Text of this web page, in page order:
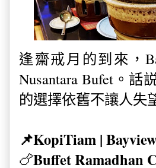
逢齋戒月的到來，
Nusantara Bufet。
的選擇依舊不讓人失
📌KopiTiam |
🍗Buffet Ramadhan